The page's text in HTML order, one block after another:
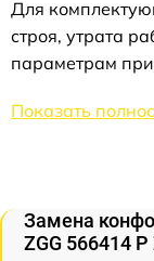
Для
строя, утрата
параметрам
Показать
Замена
ZGG 566414